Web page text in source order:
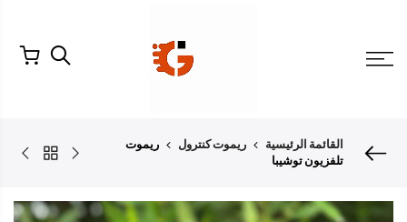
القائمة الرئيسية ريموت كنترول
ريموت
تلفزيون توشيبا